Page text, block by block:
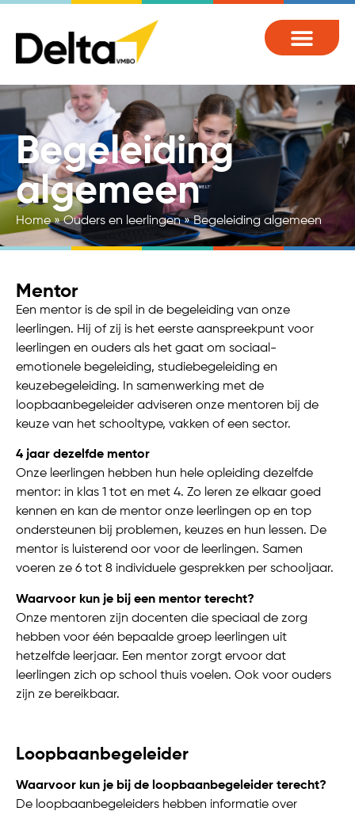
Begeleiding
algemeen
Home»Ouders en leerlingen»Begeleiding algemeen
Mentor
Een mentor is de spil in de begeleiding van onze
leerlingen. Hij of zij is het eerste aanspreekpunt voor
leerlingen en ouders als het gaat om sociaal-
emotionele begeleiding, studiebegeleiding en
keuzebegeleiding. In samenwerking met de
loopbaanbegeleider adviseren onze mentoren bij de
keuze van het schooltype, vakken of een sector.
4 jaar dezelfde mentor
Onze leerlingen hebben hun hele opleiding dezelfde
mentor: in klas 1 tot en met 4. Zo leren ze elkaar goed
kennen en kan de mentor onze leerlingen op en top
ondersteunen bij problemen, keuzes en hun lessen. De
mentor is luisterend oor voor de leerlingen. Samen
voeren ze 6 tot 8 individuele gesprekken per schooljaar.
Waarvoor kun je bij een mentor terecht?
Onze mentoren zijn docenten die speciaal de zorg
hebben voor één bepaalde groep leerlingen uit
hetzelfde leerjaar. Een mentor zorgt ervoor dat
leerlingen zich op school thuis voelen. Ook voor ouders
zijn ze bereikbaar.
Loopbaanbegeleider
Waarvoor kun je bij de loopbaanbegeleider terecht?
De loopbaanbegeleiders hebben informatie over